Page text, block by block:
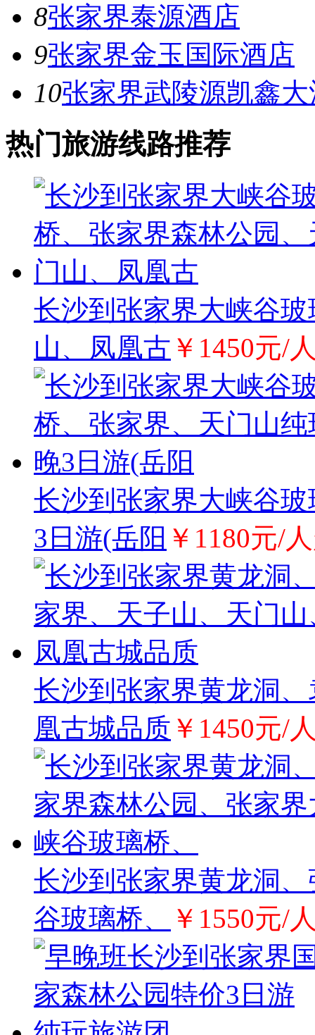
8张家界泰源酒店
9张家界金玉国际酒店
10张家界武陵源凯鑫
热门旅游线路推荐
长沙到张家界大峡谷
山、凤凰古 ￥1450元/
长沙到张家界大峡谷
3日游(岳阳 ￥1180元/
长沙到张家界黄龙洞
凰古城品质 ￥1450元/
长沙到张家界黄龙洞
谷玻璃桥、
￥1550元/